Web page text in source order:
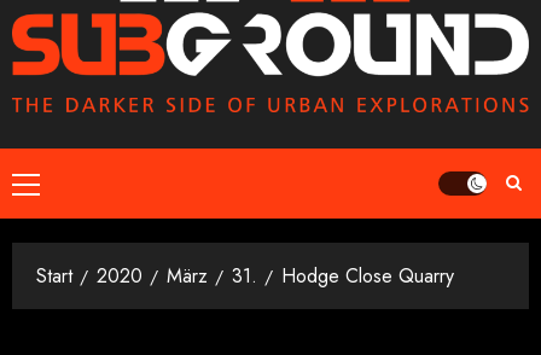
Primäres
Menü
Start 2020 März 31. Hodge Close Quarry